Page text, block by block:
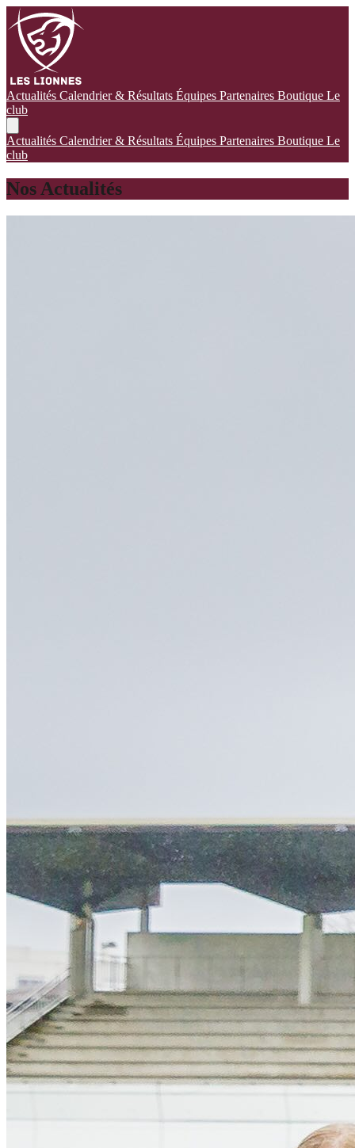
Actualités Calendrier & Résultats Équipes Partenaires Boutique Le
club
Actualités Calendrier & Résultats Équipes Partenaires Boutique Le
club
Nos Actualités